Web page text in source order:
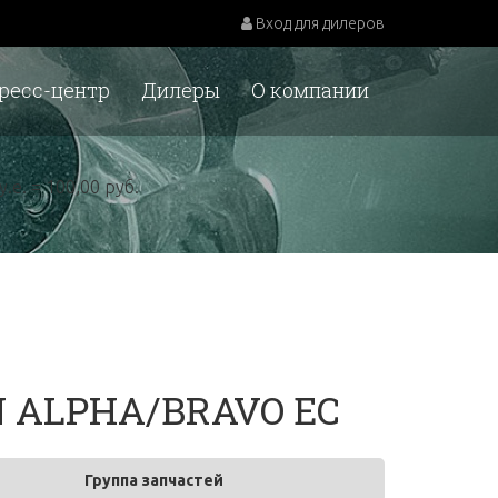
Вход для дилеров
О компании
Дилеры
центр
= 100,00 руб.
BRAVO EC
Группа запчастей